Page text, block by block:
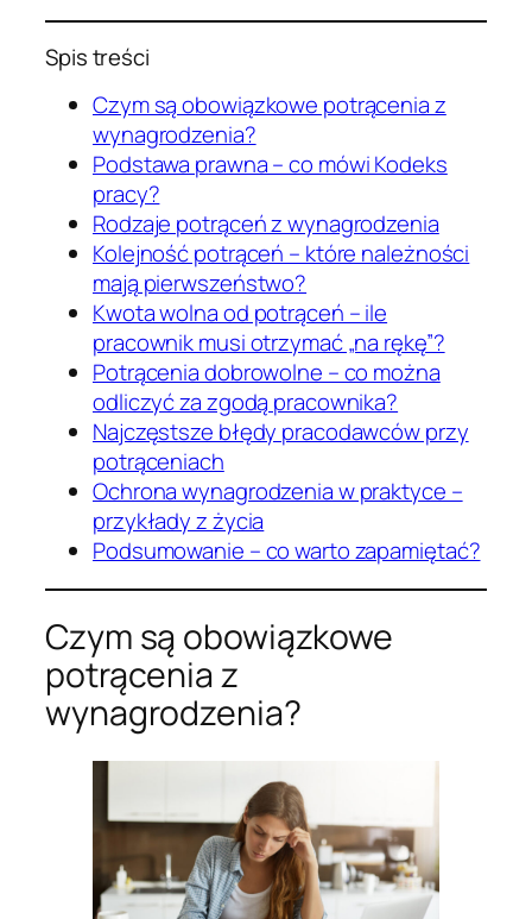
Spis treści
Czym są obowiązkowe potrącenia z
wynagrodzenia?
Podstawa prawna – co mówi Kodeks
pracy?
Rodzaje potrąceń z wynagrodzenia
Kolejność potrąceń – które należności
mają pierwszeństwo?
Kwota wolna od potrąceń – ile
pracownik musi otrzymać „na rękę”?
Potrącenia dobrowolne – co można
odliczyć za zgodą pracownika?
Najczęstsze błędy pracodawców przy
potrąceniach
Ochrona wynagrodzenia w praktyce –
przykłady z życia
Podsumowanie – co warto zapamiętać?
Czym są obowiązkowe
potrącenia z
wynagrodzenia?